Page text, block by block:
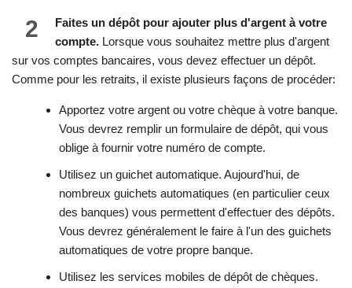
2
Faites un dépôt pour ajouter plus d'argent à votre
compte. Lorsque vous souhaitez mettre plus d'argent
sur vos comptes bancaires, vous devez effectuer un dépôt.
Comme pour les retraits, il existe plusieurs façons de procéder:
Apportez votre argent ou votre chèque à votre banque.
Vous devrez remplir un formulaire de dépôt, qui vous
oblige à fournir votre numéro de compte.
Utilisez un guichet automatique. Aujourd'hui, de
nombreux guichets automatiques (en particulier ceux
des banques) vous permettent d'effectuer des dépôts.
Vous devrez généralement le faire à l'un des guichets
automatiques de votre propre banque.
Utilisez les services mobiles de dépôt de chèques.